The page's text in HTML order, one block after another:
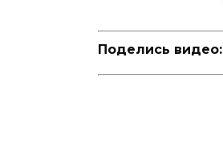
Поделись видео: